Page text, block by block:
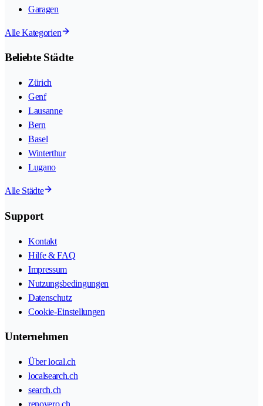
Garagen
Alle Kategorien
Beliebte Städte
Zürich
Genf
Lausanne
Bern
Basel
Winterthur
Lugano
Alle Städte
Support
Kontakt
Hilfe & FAQ
Impressum
Nutzungsbedingungen
Datenschutz
Cookie-Einstellungen
Unternehmen
Über local.ch
localsearch.ch
search.ch
renovero.ch